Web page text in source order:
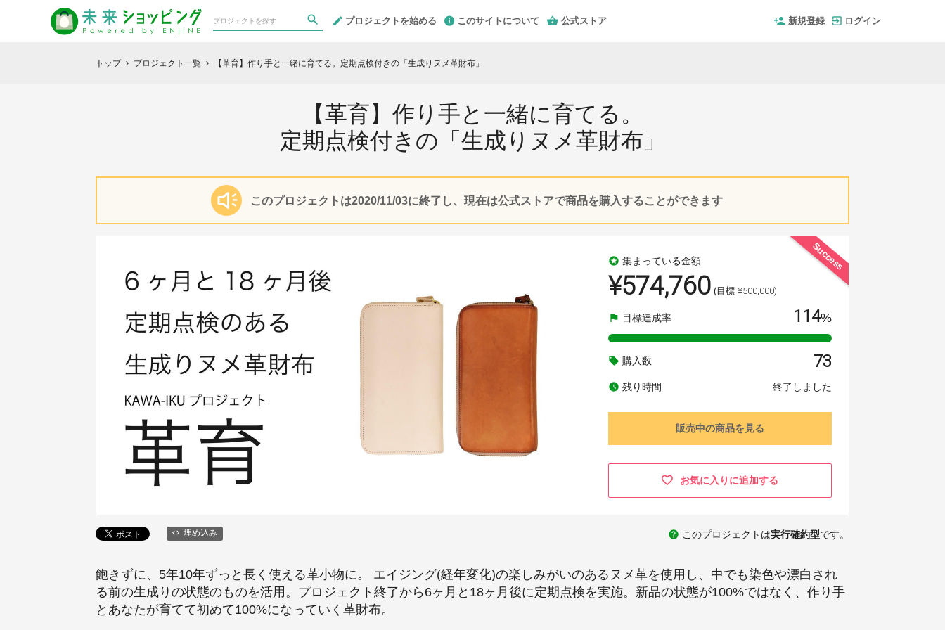
プロジェクトを始める このサイトについて 公式ストア 新規登録 ログイン
トップ chevron_right プロジェクト一覧 chevron_right 【革育】作り手と一緒に育てる。定期点検付きの「生成りヌメ革財布」
【革育】作り手と一緒に育てる。
定期点検付きの「生成りヌメ革財布」
このプロジェクトは2020/11/03に終了し、現在は公式ストアで商品を購入することができます
Success
stars 集まっている金額
¥574,760 (目標 ¥500,000)
flag 目標達成率 114%
local_offer 購入数 73
watch_later 残り時間 終了しました
販売中の商品を見る
お気に入りに追加する
埋め込み help このプロジェクトは実行確約型です。
飽きずに、5年10年ずっと長く使える革小物に。 エイジング(経年変化)の楽しみがいのあるヌメ革を使用し、中でも染色や漂白され
る前の生成りの状態のものを活用。プロジェクト終了から6ヶ月と18ヶ月後に定期点検を実施。新品の状態が100%ではなく、作り手
とあなたが育てて初めて100%になっていく革財布。